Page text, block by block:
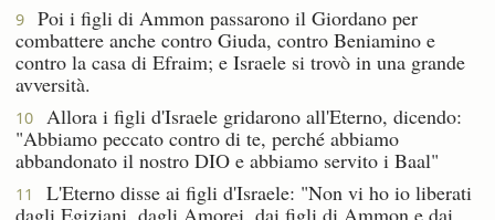
9
Poi i figli di Ammon passarono il Giordano per
combattere anche contro Giuda, contro Beniamino e
contro la casa di Efraim; e Israele si trovò in una grande
avversità.
10
Allora i figli d'Israele gridarono all'Eterno, dicendo:
"Abbiamo peccato contro di te, perché abbiamo
abbandonato il nostro DIO e abbiamo servito i Baal"
11
L'Eterno disse ai figli d'Israele: "Non vi ho io liberati
dagli Egiziani, dagli Amorei, dai figli di Ammon e dai